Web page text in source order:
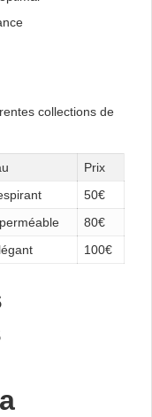
collections de
Prix
50€
80€
100€